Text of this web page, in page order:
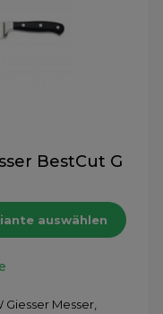
BestCut G
auswählen
Messer,